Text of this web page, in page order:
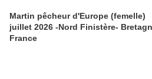
Martin pêcheur d'Europe (femelle)
juillet 2026 -Nord Finistère-
France